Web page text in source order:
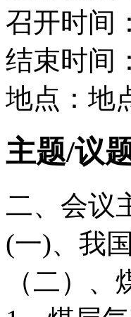
召开时间
结束时间
地点：地
主题/议
二、会议
(一)、我
（二）